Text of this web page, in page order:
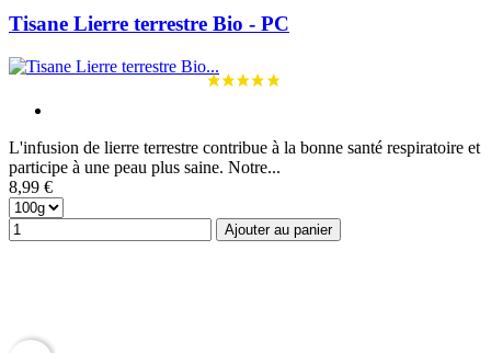
Tisane Lierre terrestre Bio - PC
L'infusion de lierre terrestre contribue à la bonne santé respiratoire et
participe à une peau plus saine. Notre...
8,99 €
Ajouter au panier